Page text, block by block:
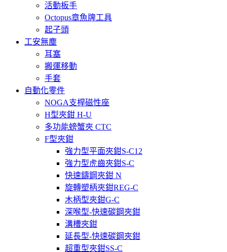
活動板手
Octopus章魚牌工具
起子頭
工安無塵
耳塞
搬運移動
手套
自動化零件
NOGA支桿磁性座
H型夾鉗 H-U
多功能螃蟹夾 CTC
F型夾鉗
強力型平面夾鉗S-C12
強力型虎齒夾鉗S-C
快速鑄鋼夾鉗 N
旋轉塑柄夾鉗REG-C
木柄型夾鉗G-C
深喉型-快速碳鋼夾鉗
溝槽夾鉗
延長型-快速碳鋼夾鉗
超重型夾鉗SS-C